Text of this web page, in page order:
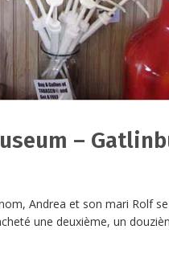
–
Andrea et son mari Rolf
une deuxième, un